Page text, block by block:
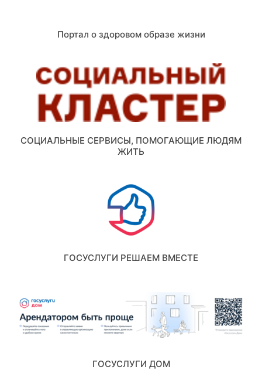
Портал о здоровом образе жизни
СОЦИАЛЬНЫЕ СЕРВИСЫ, ПОМОГАЮЩИЕ ЛЮДЯМ
ЖИТЬ
ГОСУСЛУГИ РЕШАЕМ ВМЕСТЕ
ГОСУСЛУГИ ДОМ